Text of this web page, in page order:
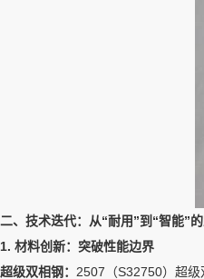
二、技术迭代：从“耐用”到“智能”
1. 材料创新：突破性能边界
超级双相钢： 2507（S32750）超